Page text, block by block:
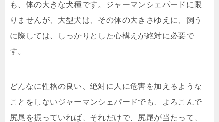
も、体の大きな犬種です。ジャーマンシェパードに限
りませんが、大型犬は、その体の大きさゆえに、飼う
に際しては、しっかりとした心構えが絶対に必要で
す。
どんなに性格の良い、絶対に人に危害を加えるような
ことをしないジャーマンシェパードでも、よろこんで
尻尾を振っていれば、それだけで、尻尾が当たって、